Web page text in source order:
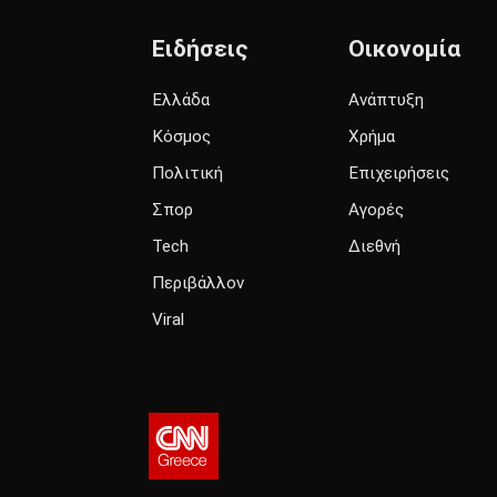
Ειδήσεις
Ελλάδα
Κόσμος
Πολιτική
Σπορ
Tech
Περιβάλλον
Viral
Οικονομία
Ανάπτυξη
Χρήμα
Επιχειρήσεις
Αγορές
Διεθνή